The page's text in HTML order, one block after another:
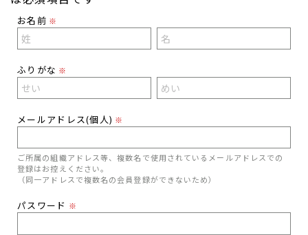
お名前 ※
ふりがな ※
メールアドレス(個人) ※
ご所属の組織アドレス等、複数名で使用されているメールアドレスでの
登録はお控えください。
（同一アドレスで複数名の会員登録ができないため）
パスワード ※